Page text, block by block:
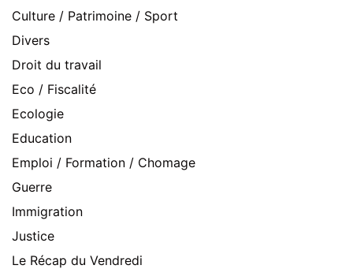
Culture / Patrimoine / Sport
Divers
Droit du travail
Eco / Fiscalité
Ecologie
Education
Emploi / Formation / Chomage
Guerre
Immigration
Justice
Le Récap du Vendredi